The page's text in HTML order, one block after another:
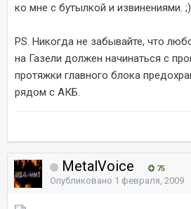
ко мне с бутылкой и извинениями. ;)
PS. Никогда не забывайте, что
на Газели должен начинаться с
протяжки главного блока
рядом с АКБ.
MetalVoice 75
Опубликовано 1 февраля, 2009